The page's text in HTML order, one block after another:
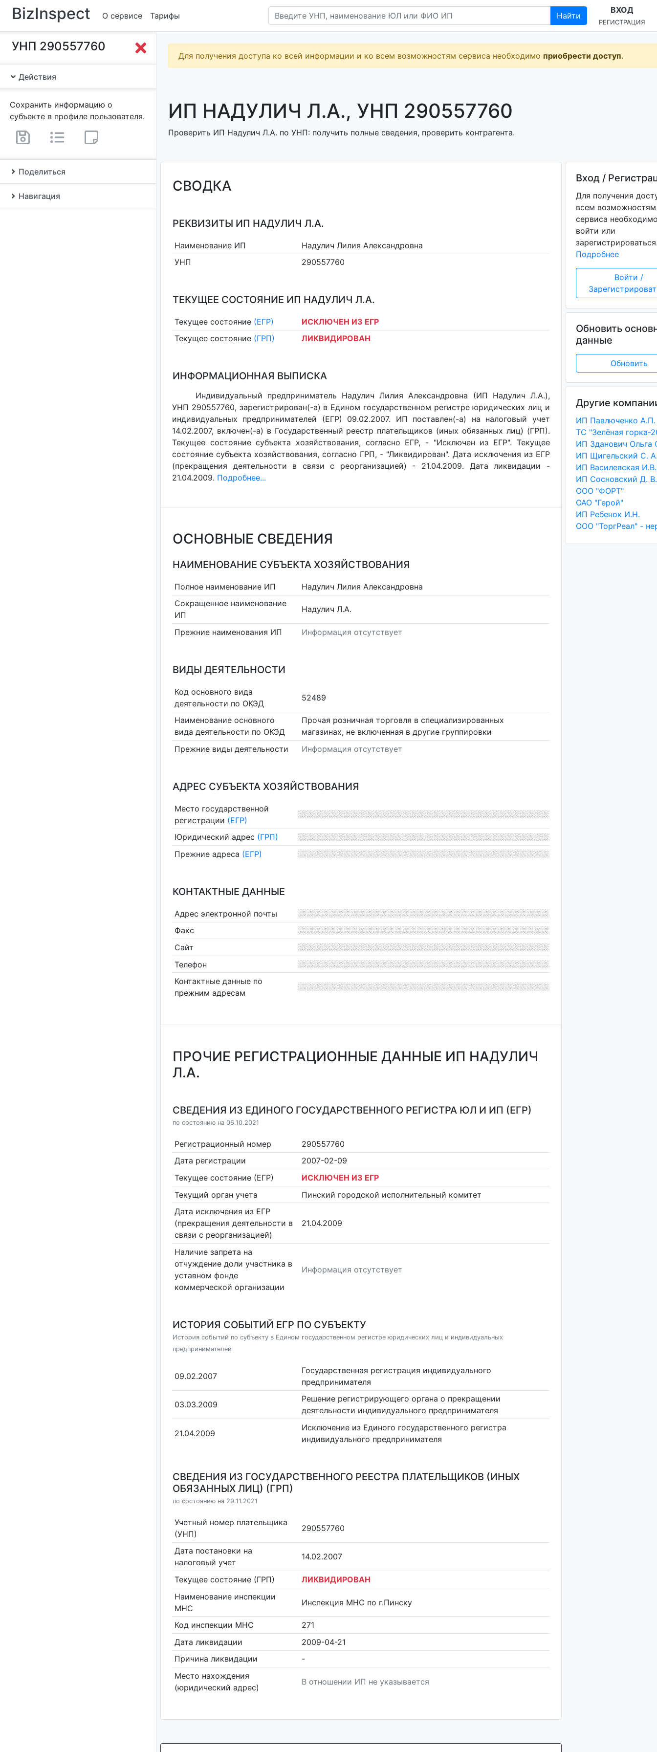
BizInspect О сервисе Тарифы Найти
ВХОД
РЕГИСТРАЦИЯ
УНП 290557760
Действия
Сохранить информацию о
субъекте в профиле пользователя.
Поделиться
Навигация
Для получения доступа ко всей информации и ко всем возможностям сервиса необходимо приобрести доступ.
ИП НАДУЛИЧ Л.А., УНП 290557760
Проверить ИП Надулич Л.А. по УНП: получить полные сведения, проверить контрагента.
СВОДКА
РЕКВИЗИТЫ ИП НАДУЛИЧ Л.А.
Наименование ИП
Надулич Лилия Александровна
УНП
290557760
ТЕКУЩЕЕ СОСТОЯНИЕ ИП НАДУЛИЧ Л.А.
Текущее состояние (ЕГР)
ИСКЛЮЧЕН ИЗ ЕГР
Текущее состояние (ГРП) ЛИКВИДИРОВАН
ИНФОРМАЦИОННАЯ ВЫПИСКА
Индивидуальный предприниматель Надулич Лилия Александровна (ИП Надулич Л.А.),
УНП 290557760, зарегистрирован(-а) в Едином государственном регистре юридических лиц и
индивидуальных предпринимателей (ЕГР) 09.02.2007. ИП поставлен(-a) на налоговый учет
14.02.2007, включен(-a) в Государственный реестр плательщиков (иных обязанных лиц) (ГРП).
Текущее состояние субъекта хозяйствования, согласно ЕГР, - "Исключен из ЕГР". Текущее
состояние субъекта хозяйствования, согласно ГРП, - "Ликвидирован". Дата исключения из ЕГР
(прекращения деятельности в связи с реорганизацией) - 21.04.2009. Дата ликвидации -
21.04.2009. Подробнее...
ОСНОВНЫЕ СВЕДЕНИЯ
НАИМЕНОВАНИЕ СУБЪЕКТА ХОЗЯЙСТВОВАНИЯ
Полное наименование ИП
Надулич Лилия Александровна
Сокращенное наименование
ИП
Надулич Л.А.
Прежние наименования ИП Информация отсутствует
ВИДЫ ДЕЯТЕЛЬНОСТИ
Код основного вида
деятельности по ОКЭД
52489
Наименование основного
вида деятельности по ОКЭД
Прочая розничная торговля в специализированных
магазинах, не включенная в другие группировки
Прежние виды деятельности
Информация отсутствует
АДРЕС СУБЪЕКТА ХОЗЯЙСТВОВАНИЯ
Место государственной
регистрации (ЕГР)
Юридический адрес (ГРП)
Прежние адреса (ЕГР)
КОНТАКТНЫЕ ДАННЫЕ
Адрес электронной почты
Факс
Сайт
Телефон
Контактные данные по
прежним адресам
ПРОЧИЕ РЕГИСТРАЦИОННЫЕ ДАННЫЕ ИП НАДУЛИЧ
Л.А.
СВЕДЕНИЯ ИЗ ЕДИНОГО ГОСУДАРСТВЕННОГО РЕГИСТРА ЮЛ И ИП (ЕГР)
по состоянию на 06.10.2021
Регистрационный номер
290557760
Дата регистрации
2007-02-09
Текущее состояние (ЕГР)
ИСКЛЮЧЕН ИЗ ЕГР
Текущий орган учета
Пинский городской исполнительный комитет
Дата исключения из ЕГР
(прекращения деятельности в
связи с реорганизацией)
21.04.2009
Наличие запрета на
отчуждение доли участника в
уставном фонде
коммерческой организации
Информация отсутствует
ИСТОРИЯ СОБЫТИЙ ЕГР ПО СУБЪЕКТУ
История событий по субъекту в Едином государственном регистре юридических лиц и индивидуальных
предпринимателей
09.02.2007
Государственная регистрация индивидуального
предпринимателя
03.03.2009
Решение регистрирующего органа о прекращении
деятельности индивидуального предпринимателя
21.04.2009
Исключение из Единого государственного регистра
индивидуального предпринимателя
СВЕДЕНИЯ ИЗ ГОСУДАРСТВЕННОГО РЕЕСТРА ПЛАТЕЛЬЩИКОВ (ИНЫХ
ОБЯЗАННЫХ ЛИЦ) (ГРП)
по состоянию на 29.11.2021
Учетный номер плательщика
(УНП)
290557760
Дата постановки на
налоговый учет
14.02.2007
Текущее состояние (ГРП)
ЛИКВИДИРОВАН
Наименование инспекции
МНС
Инспекция МНС по г.Пинску
Код инспекции МНС
271
Дата ликвидации
2009-04-21
Причина ликвидации
-
Место нахождения
(юридический адрес)
В отношении ИП не указывается
Вход /
Для получения
всем возможностям
сервиса
войти или
Подробнее
Войти /
Обновить
данные
Обновить
Другие
ИП Павлюченко А.П.
ТС "Зелёная горка-
ИП Щигельский С.
ИП Василевская И.В.
ИП Сосновский Д. В.
ООО "ФОРТ"
ОАО "Герой"
ИП Ребенок И.Н.